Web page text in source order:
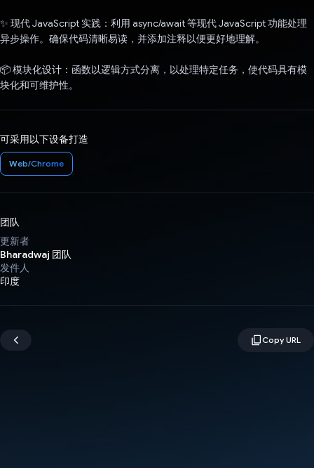
✨ 现代 JavaScript 实践：利用 async/await 等现代 JavaScript 功能处理
异步操作。确保代码清晰易读，并添加注释以便更好地理解。
📦 模块化设计：函数以逻辑方式分离，以处理特定任务，使代码具有模
块化和可维护性。
可采用以下设备打造
Web/Chrome
团队
更新者
Bharadwaj 团队
发件人
印度